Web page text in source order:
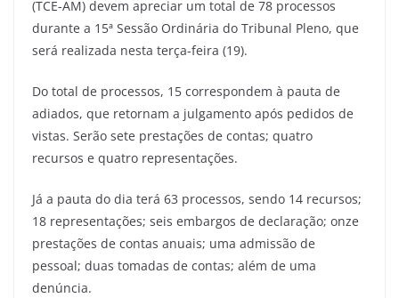
e
b
o
o
k
er l gr
a
m
s
A
p
p
e
(TCE-AM) devem apreciar um total de 78 processos
durante a 15ª Sessão Ordinária do Tribunal Pleno, que
será realizada nesta terça-feira (19).
Do total de processos, 15 correspondem à pauta de
adiados, que retornam a julgamento após pedidos de
vistas. Serão sete prestações de contas; quatro
recursos e quatro representações.
Já a pauta do dia terá 63 processos, sendo 14 recursos;
18 representações; seis embargos de declaração; onze
prestações de contas anuais; uma admissão de
pessoal; duas tomadas de contas; além de uma
denúncia.